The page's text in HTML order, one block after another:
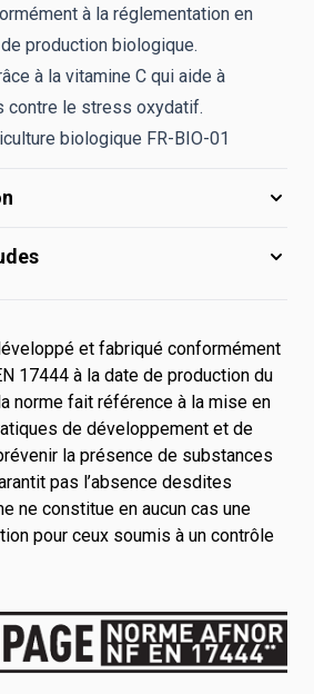
à la réglementation en
production biologique.
à la vitamine C qui aide à
contre le stress oxydatif.
biologique FR-BIO-01
et fabriqué conformément
17444 à la date de production du
norme fait référence à la mise en
de développement et de
la présence de substances
pas l’absence desdites
ne constitue en aucun cas une
pour ceux soumis à un contrôle